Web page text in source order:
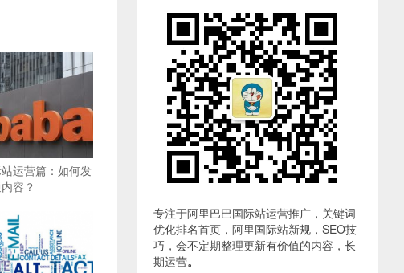
运营篇：如何发
容？
专注于阿里巴巴国际站运营推广，关键词
优化排名首页，阿里国际站新规，SEO技
巧，会不定期整理更新有价值的内容，长
期运营。